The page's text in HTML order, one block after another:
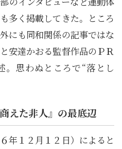
多く掲載してきた。ところ
にも同和関係の記事ではな
安達かおる監督作品のＰＲ
。思わぬところで“落とし
えた非人』の最底辺
年１２月１２日）によると